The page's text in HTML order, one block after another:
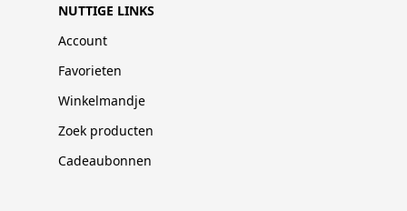
NUTTIGE LINKS
Account
Favorieten
Winkelmandje
Zoek producten
Cadeaubonnen